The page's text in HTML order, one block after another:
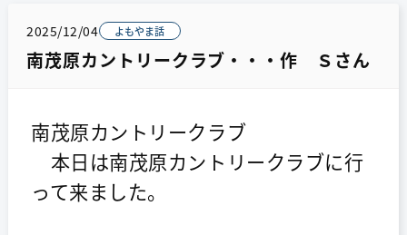
2025/12/04 よもやま話
南茂原カントリークラブ・・・作 Ｓさん
南茂原カントリークラブ
本日は南茂原カントリークラブに行
って来ました。